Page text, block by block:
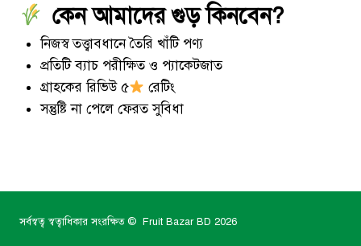
কেন আমাদের গুড় কিনবেন?
নিজস্ব তত্ত্বাবধানে তৈরি খাঁটি পণ্য
প্রতিটি ব্যাচ পরীক্ষিত ও প্যাকেটজাত
গ্রাহকের রিভিউ ৫
রেটিং
সন্তুষ্টি না পেলে ফেরত সুবিধা
সর্বস্বত্ব স্বত্বাধিকার সংরক্ষিত © Fruit Bazar BD 2026